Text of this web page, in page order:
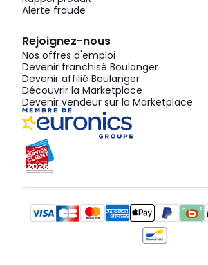
Alerte fraude
Rejoignez-nous
Nos offres d'emploi
Devenir franchisé Boulanger
Devenir affilié Boulanger
Découvrir la Marketplace
Devenir vendeur sur la Marketplace